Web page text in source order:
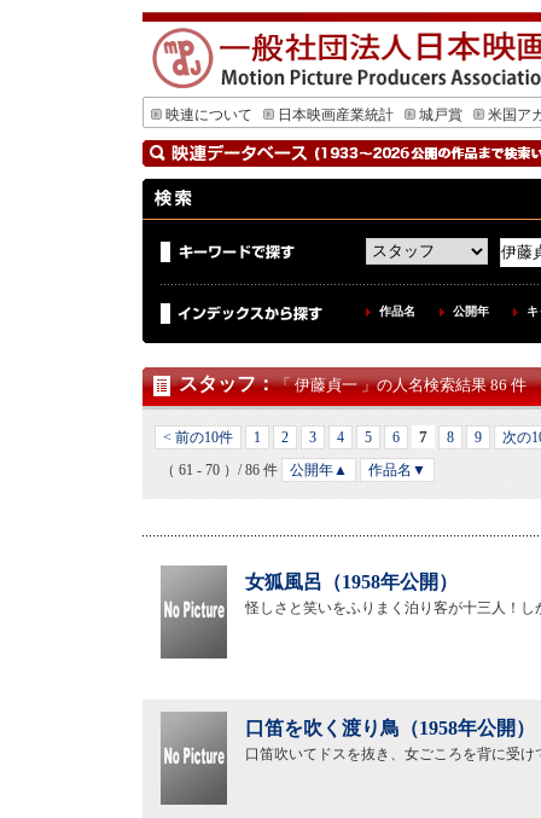
映連について 日本映画産業統計 城戸賞 米国ア
作品名 公開年
スタッフ：「 伊藤貞一 」の人名検索結果 86 件
< 前の10件 1 2 3 4 5 6 7 8 9
次の
（ 61 - 70 ）/ 86 件
公開年▲ 作品名▼
女狐風呂（1958年公開）
怪しさと笑いをふりまく泊り客が十三人！
口笛を吹く渡り鳥（1958年公開）
口笛吹いてドスを抜き、女ごころを背に受